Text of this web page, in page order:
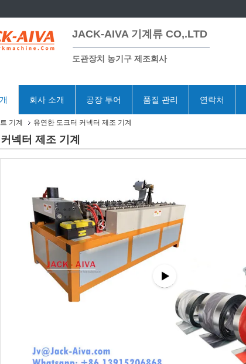
JACK-AIVA 기계류 CO,.LTD
도관장치 농기구 제조회사
회사 소개 공장 투어 품질 관리 연락처
기계 유연한 도크터 커넥터 제조 기계
넥터 제조 기계